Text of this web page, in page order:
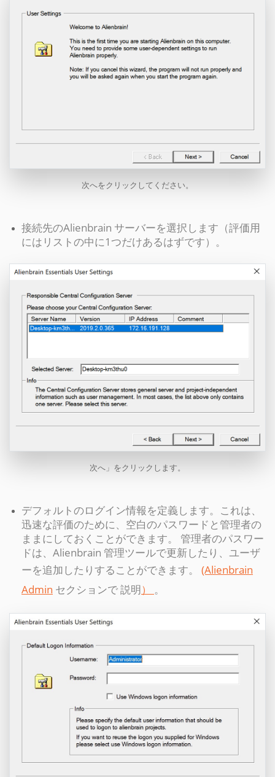
次へをクリックしてください。
接続先のAlienbrain サーバーを選択します（評価用
にはリストの中に1つだけあるはずです）。
次へ」をクリックします。
デフォルトのログイン情報を定義します。これは、
迅速な評価のために、空白のパスワードと管理者の
ままにしておくことができます。 管理者のパスワー
ドは、Alienbrain 管理ツールで更新したり、ユーザ
ーを追加したりすることができます。 (Alienbrain
Admin セクションで 説明） 。